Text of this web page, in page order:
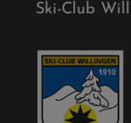
Ski-Club